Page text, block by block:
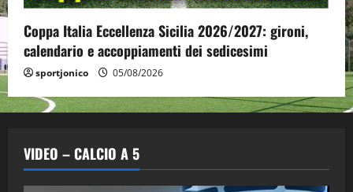
Coppa Italia Eccellenza Sicilia 2026/2027: gironi,
calendario e accoppiamenti dei sedicesimi
sportjonico 05/08/2026
VIDEO – CALCIO A 5